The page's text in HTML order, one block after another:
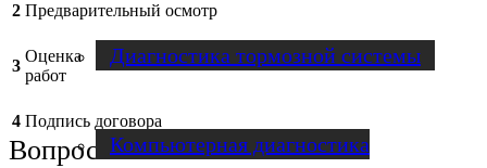
Диагностика тормозной системы
Компьютерная диагностика
2 Предварительный осмотр
3
Оценка
работ
4 Подпись договора
Вопросы и ответы